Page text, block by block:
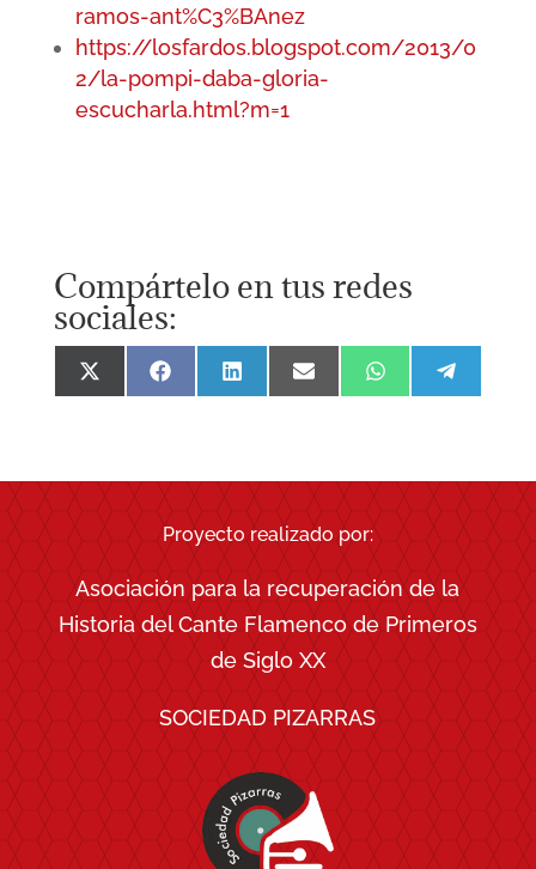
ramos-ant%C3%BAnez
https://losfardos.blogspot.com/2013/0
2/la-pompi-daba-gloria-
escucharla.html?m=1
Compártelo en tus redes
sociales:
Compartir
en
Compartir
en
Compartir
en
Compartir
en
Compartir
en
en
Proyecto realizado por:
Asociación para la recuperación de la
Historia del Cante Flamenco de Primeros
de Siglo XX
SOCIEDAD PIZARRAS